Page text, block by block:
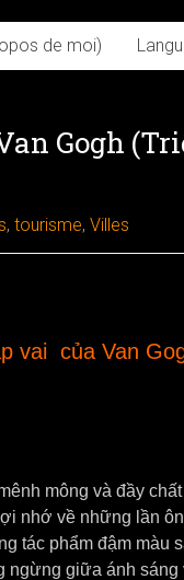
de moi)
Gogh
, tourisme, Villes
vai của Van
mông và đầy
nhớ về những lần
tác phẩm đậm màu
ngừng giữa ánh sáng